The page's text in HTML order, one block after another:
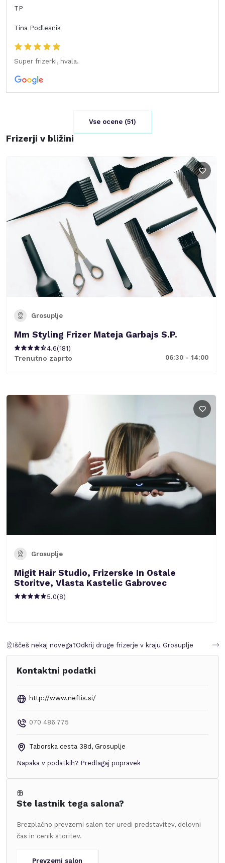
TP
Tina Podlesnik
Super frizerki, hvala.
Vse ocene (51)
Frizerji v bližini
Grosuplje
Mm Styling Frizer Mateja Garbajs S.P.
4.6(181)
Trenutno zaprto 06:30 - 14:00
Grosuplje
Migit Hair Studio, Frizerske In Ostale
Storitve, Vlasta Kastelic Gabrovec
5.0(8)
Iščeš nekaj novega?Odkrij druge frizerje v kraju Grosuplje
Kontaktni podatki
http://www.neftis.si/
070 486 775
Taborska cesta 38d , Grosuplje
Napaka v podatkih? Predlagaj popravek
Ste lastnik tega salona?
Brezplačno prevzemi salon ter uredi predstavitev, delovni
čas in cenik storitev.
Prevzemi salon